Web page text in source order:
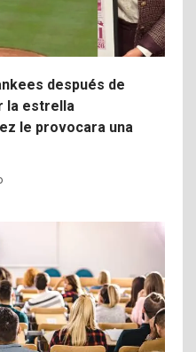
después de
la estrella
le provocara una